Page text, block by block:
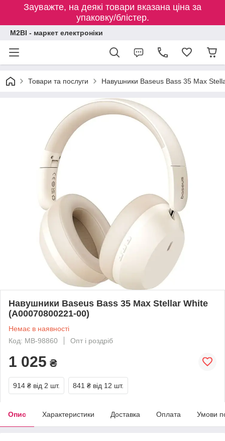
Зауважте, на деякі товари вказана ціна за
упаковку/блістер.
M2BI - маркет електроніки
Товари та послуги Навушники Baseus Bass 35 Max
Навушники Baseus Bass 35 Max Stellar White
(A00070800221-00)
Немає в наявності
Код: MB-98860
Опт і роздріб
1 025 ₴
914 ₴ від 2 шт. 841 ₴ від 12 шт.
Опис Характеристики Доставка Оплата Умови